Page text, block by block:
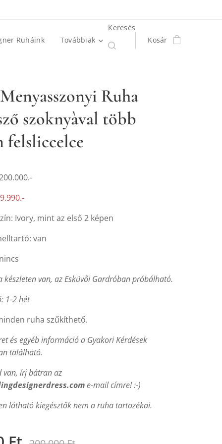
Ruháink Továbbiak
Keresés
Kosár
Ruha
szoknyàval több
felsliccelce
Ivory, mint az első 2 képen
van
készleten van, az Esküvői Gardróban próbálható.
1-2 hét
ruha szűkíthető.
és egyéb információ a Gyakori Kérdések
található.
van, írj bátran az
e-mail címre! :-)
látható kiegésztők nem a ruha tartozékai.